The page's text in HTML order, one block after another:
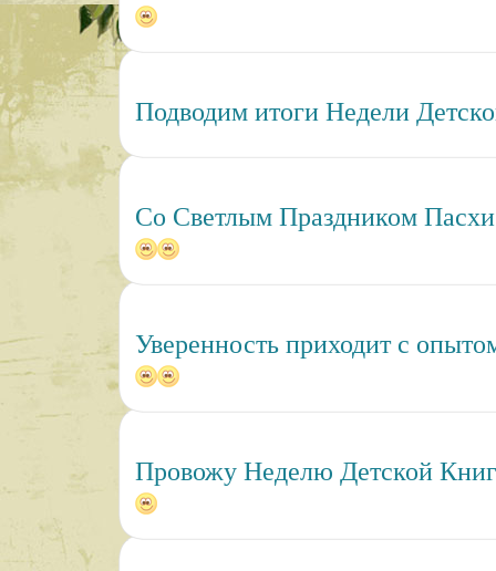
Подводим итоги Недели
Со Светлым Праздником
Уверенность приходит с
Провожу Неделю Детской